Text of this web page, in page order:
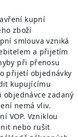
kupní
zboží
smlouva vzniká
a přijetím
při přenosu
přijetí objednávky
kupujícímu
zadaný
nemá vliv.
VOP. Vzniklou
nebo rušit